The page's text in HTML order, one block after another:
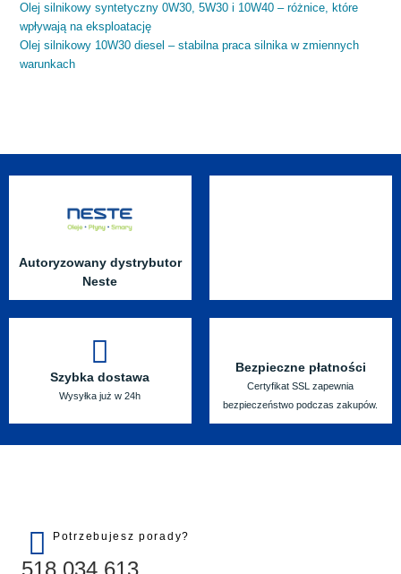
Olej silnikowy syntetyczny 0W30, 5W30 i 10W40 – różnice, które
wpływają na eksploatację
Olej silnikowy 10W30 diesel – stabilna praca silnika w zmiennych
warunkach
Autoryzowany dystrybutor
Neste
Szybka dostawa
Wysyłka już w 24h
Bezpieczne płatności
Certyfikat SSL zapewnia
bezpieczeństwo podczas zakupów.
Potrzebujesz porady?
518 034 613